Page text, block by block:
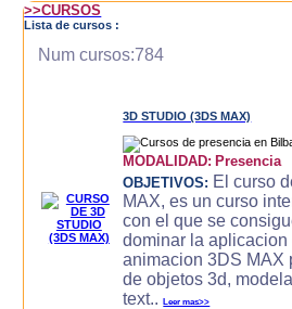
>>CURSOS
Lista de cursos :
Num cursos:784
3D STUDIO (3DS MAX)
MODALIDAD: Presencia
OBJETIVOS: El curso
MAX, es un curso
con el que se
dominar la
animacion 3DS MAX
de objetos 3d,
text..Leer mas>>